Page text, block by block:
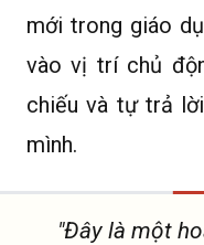
mới trong giáo
vào vị trí chủ
chiếu và tự trả
mình.
"Đây là một